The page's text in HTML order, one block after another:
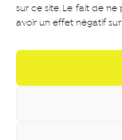
sur ce site. Le fait de
avoir un effet négatif